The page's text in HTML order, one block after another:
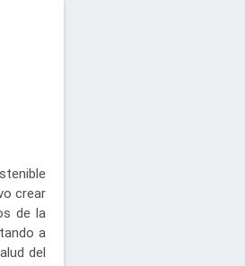
crear
de la
a
del